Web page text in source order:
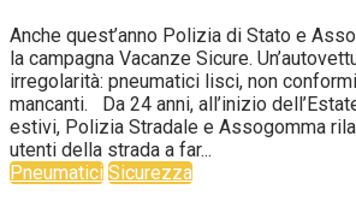
Anche quest’anno Polizia di Stato e
la campagna Vacanze Sicure.
irregolarità: pneumatici lisci, non
mancanti. Da 24 anni, all’inizio
estivi, Polizia Stradale e Assogomma
utenti della strada a far...
Pneumatici Sicurezza